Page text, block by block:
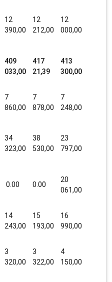
12
390,00
12
212,00
12
000,00
409
033,00
417
21,39
413
300,00
7
860,00
7
878,00
7
248,00
34
323,00
38
530,00
23
797,00
0.00 0.00
20
061,00
14
243,00
15
193,00
16
990,00
3
320,00
3
322,00
4
150,00